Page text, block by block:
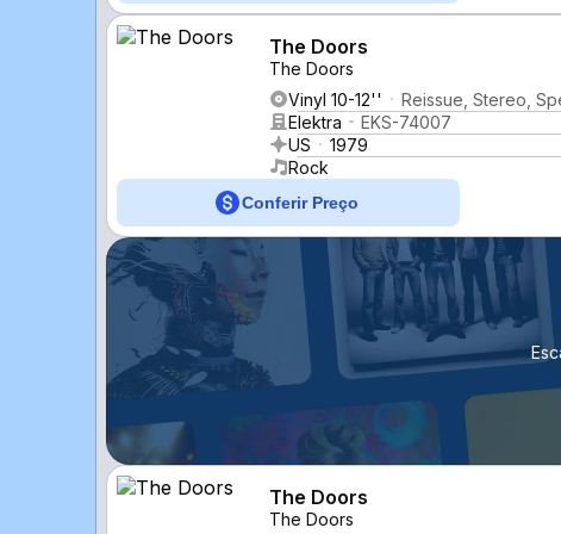
The Doors
The Doors
Vinyl 10-12''
Reissue, Stereo,
Elektra
EKS-74007
US
1979
Rock
Conferir Preço
The Doors
The Doors